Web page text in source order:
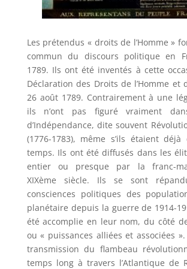
Les prétendus « droits de l’Homme »
commun du discours politique en
1789. Ils ont été inventés à cette
Déclaration des Droits de l’Homme et
26 août 1789. Contrairement à une
ils n’ont pas figuré vraiment
d’Indépendance, dite souvent
(1776-1783), même s’ils étaient déjà
temps. Ils ont été diffusés dans les
entier ou presque par la franc-
XIXème siècle. Ils se sont
consciences politiques des
planétaire depuis la guerre de 1914-
été accomplie en leur nom, du côté
ou « puissances alliées et associées
transmission du flambeau
temps long à travers l’Atlantique de